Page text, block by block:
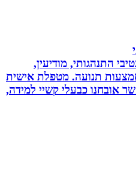
התנהגותי, מודיעין,
תנועה. מטפלת אישית
אובחנו כבעלי קשיי למידה,